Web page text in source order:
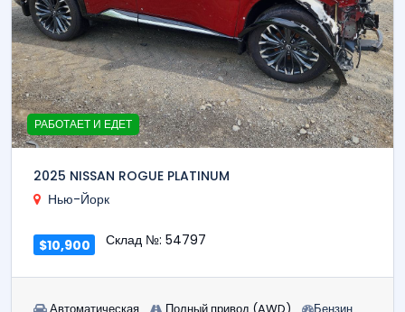
РАБОТАЕТ И ЕДЕТ
2025 NISSAN ROGUE PLATINUM
Нью-Йорк
$10,900 Склад №: 54797